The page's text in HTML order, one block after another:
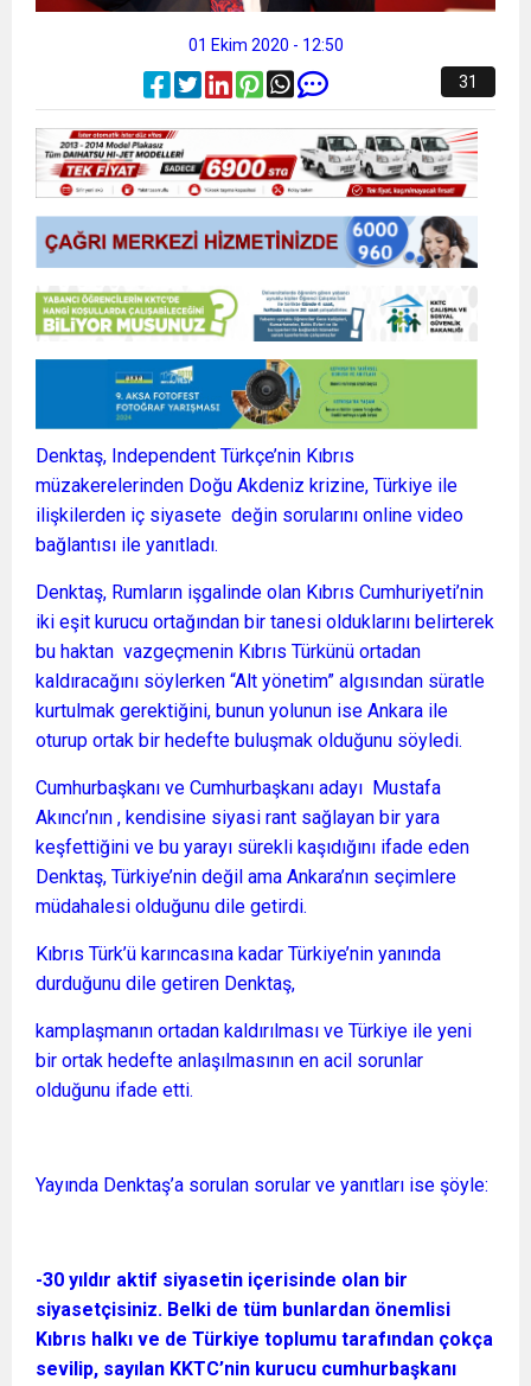
01 Ekim 2020 - 12:50
31
Denktaş, Independent Türkçe’nin Kıbrıs
müzakerelerinden Doğu Akdeniz krizine, Türkiye ile
ilişkilerden iç siyasete değin sorularını online video
bağlantısı ile yanıtladı.
Denktaş, Rumların işgalinde olan Kıbrıs Cumhuriyeti’nin
iki eşit kurucu ortağından bir tanesi olduklarını belirterek
bu haktan vazgeçmenin Kıbrıs Türkünü ortadan
kaldıracağını söylerken “Alt yönetim” algısından süratle
kurtulmak gerektiğini, bunun yolunun ise Ankara ile
oturup ortak bir hedefte buluşmak olduğunu söyledi.
Cumhurbaşkanı ve Cumhurbaşkanı adayı Mustafa
Akıncı’nın , kendisine siyasi rant sağlayan bir yara
keşfettiğini ve bu yarayı sürekli kaşıdığını ifade eden
Denktaş, Türkiye’nin değil ama Ankara’nın seçimlere
müdahalesi olduğunu dile getirdi.
Kıbrıs Türk’ü karıncasına kadar Türkiye’nin yanında
durduğunu dile getiren Denktaş,
kamplaşmanın ortadan kaldırılması ve Türkiye ile yeni
bir ortak hedefte anlaşılmasının en acil sorunlar
olduğunu ifade etti.
Yayında Denktaş’a sorulan sorular ve yanıtları ise şöyle:
-30 yıldır aktif siyasetin içerisinde olan bir
siyasetçisiniz. Belki de tüm bunlardan önemlisi
Kıbrıs halkı ve de Türkiye toplumu tarafından çokça
sevilip, sayılan KKTC’nin kurucu cumhurbaşkanı